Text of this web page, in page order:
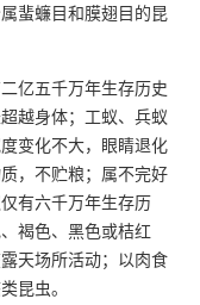
蜚蠊目和膜翅目的昆
亿五千万年生存历史
越身体；工蚁、兵蚁
变化不大，眼睛退化
，不贮粮；属不完好
有六千万年生存历
褐色、黑色或桔红
天场所活动；以肉食
昆虫。